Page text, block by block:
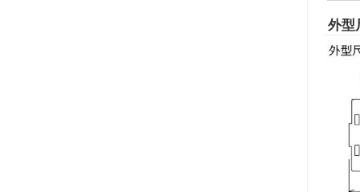
外型